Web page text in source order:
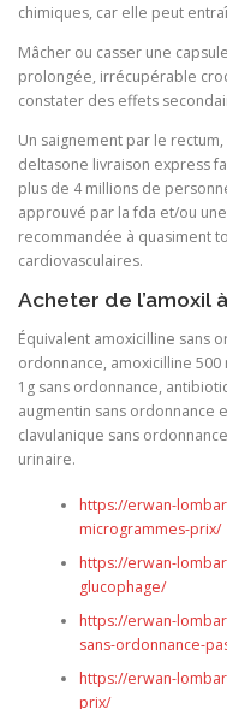
chimiques, car elle peut
Mâcher ou casser une
prolongée, irrécupérable
constater des effets
Un saignement par le
deltasone livraison express
plus de 4 millions de
approuvé par la fda et/ou
recommandée à quasiment
cardiovasculaires.
Acheter de l’amoxil
Équivalent amoxicilline sans
ordonnance, amoxicilline
1g sans ordonnance,
augmentin sans ordonnance
clavulanique sans
urinaire.
https://erwan-
microgrammes-prix/
https://erwan-
glucophage/
https://erwan-
sans-ordonnance-
https://erwan-
prix/